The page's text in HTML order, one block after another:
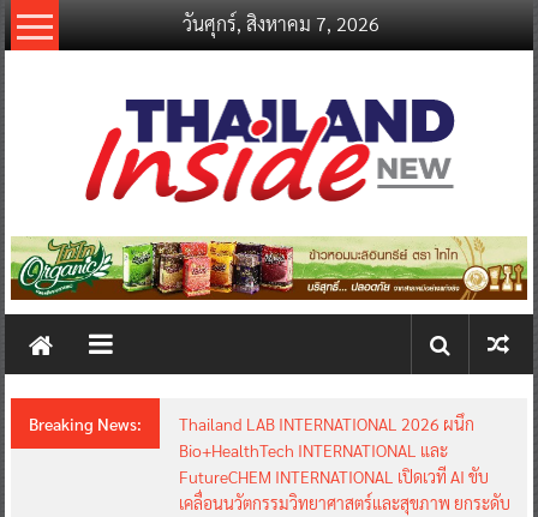
Skip
to
วันศุกร์, สิงหาคม 7, 2026
thailandinsidenew.com
Thailand
New
Breaking News:
Thailand LAB INTERNATIONAL 2026 ผนึก
Bio+HealthTech INTERNATIONAL และ
FutureCHEM INTERNATIONAL เปิดเวที AI ขับ
เคลื่อนนวัตกรรมวิทยาศาสตร์และสุขภาพ ยกระดับ